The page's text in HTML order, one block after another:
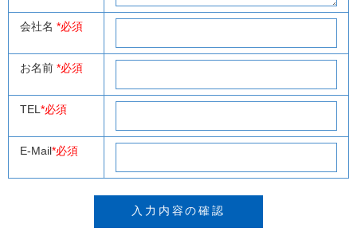
会社名 *必須
お名前 *必須
TEL *必須
E-Mail*必須